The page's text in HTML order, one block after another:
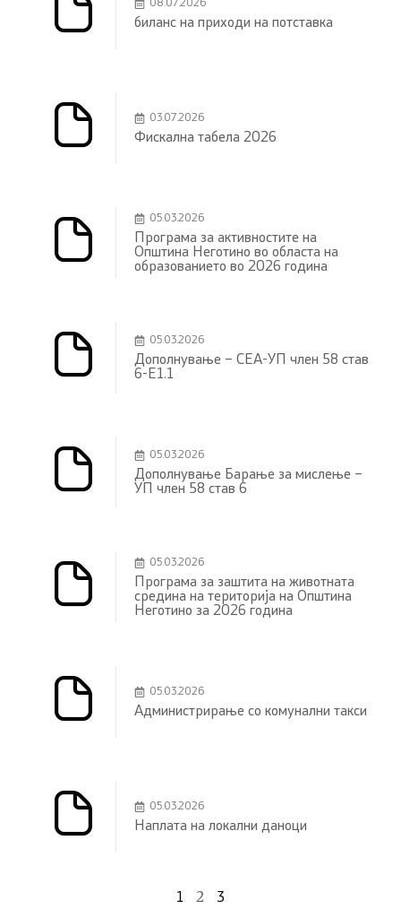
08.07.2026
биланс на приходи на потставка
03.07.2026
Фискална табела 2026
05.03.2026
Програма за активностите на
Општина Неготино во областа на
образованието во 2026 година
05.03.2026
Дополнување – СЕА-УП член 58 став
6-E1.1
05.03.2026
Дополнување Барање за мислење –
УП член 58 став 6
05.03.2026
Програма за заштита на животната
средина на територија на Општина
Неготино за 2026 година
05.03.2026
Администрирање со комунални такси
05.03.2026
Наплата на локални даноци
1 2 3